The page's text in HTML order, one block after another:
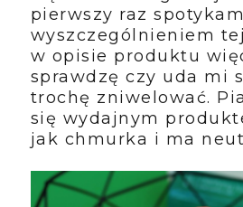
pierwszy raz
wyszczególnieniem
w opisie produktu
sprawdzę czy uda mi
trochę zniwelować.
się wydajnym
jak chmurka i ma